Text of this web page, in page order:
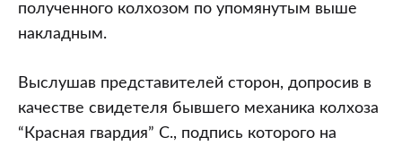
полученного колхозом по упомянутым выше
накладным.
Выслушав представителей сторон, допросив в
качестве свидетеля бывшего механика колхоза
“Красная гвардия” С., подпись которого на